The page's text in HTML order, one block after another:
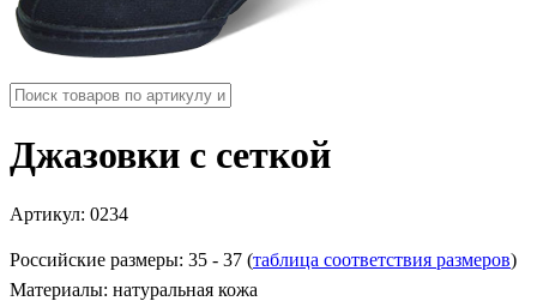
Джазовки с сеткой
Артикул: 0234
Российские размеры: 35 - 37 (таблица соответствия размеров)
Материалы: натуральная кожа